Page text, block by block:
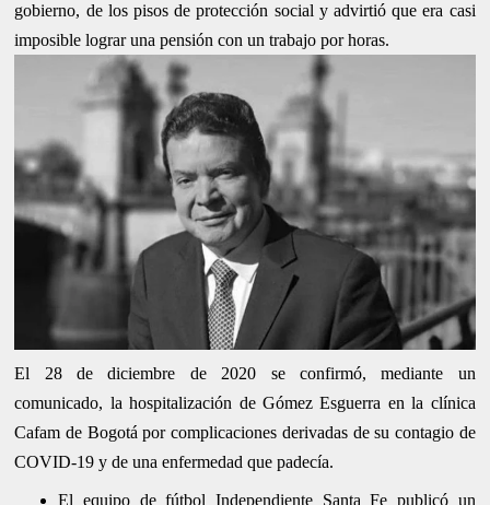
gobierno, de los pisos de protección social y advirtió que era casi
imposible lograr una pensión con un trabajo por horas.
El 28 de diciembre de 2020 se confirmó, mediante un
comunicado, la hospitalización de Gómez Esguerra en la clínica
Cafam de Bogotá por complicaciones derivadas de su contagio de
COVID-19 y de una enfermedad que padecía.
El equipo de fútbol Independiente Santa Fe publicó un